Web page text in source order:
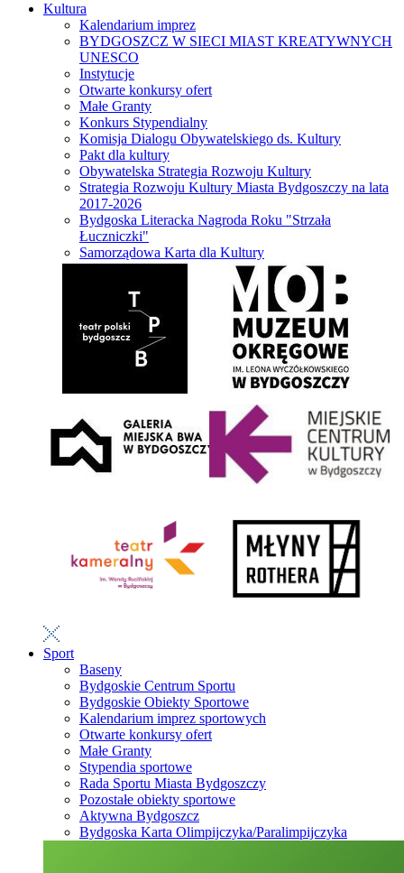
Kultura
Kalendarium imprez
BYDGOSZCZ W SIECI MIAST KREATYWNYCH
UNESCO
Instytucje
Otwarte konkursy ofert
Małe Granty
Konkurs Stypendialny
Komisja Dialogu Obywatelskiego ds. Kultury
Pakt dla kultury
Obywatelska Strategia Rozwoju Kultury
Strategia Rozwoju Kultury Miasta Bydgoszczy na lata
2017-2026
Bydgoska Literacka Nagroda Roku "Strzała
Łuczniczki"
Samorządowa Karta dla Kultury
Sport
Baseny
Bydgoskie Centrum Sportu
Bydgoskie Obiekty Sportowe
Kalendarium imprez sportowych
Otwarte konkursy ofert
Małe Granty
Stypendia sportowe
Rada Sportu Miasta Bydgoszczy
Pozostałe obiekty sportowe
Aktywna Bydgoszcz
Bydgoska Karta Olimpijczyka/Paralimpijczyka